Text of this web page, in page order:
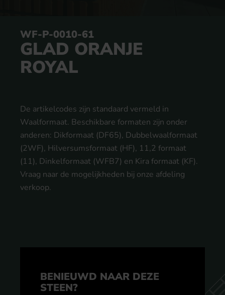
WF-P-0010-61
GLAD ORANJE
ROYAL
De artikelcodes zijn standaard vermeld in
Waalformaat. Beschikbare formaten zijn onder
anderen: Dikformaat (DF65), Dubbelwaalformaat
(2WF), Hilversumsformaat (HF), 11,2 formaat
(11), Dinkelformaat (WFB7) en Kira formaat (KF).
Vraag naar de mogelijkheden bij onze afdeling
verkoop.
BENIEUWD NAAR DEZE
STEEN?